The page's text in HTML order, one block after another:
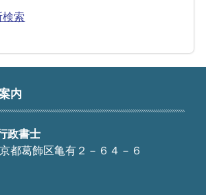
検索
内
政書士
都葛飾区亀有２－６４－６